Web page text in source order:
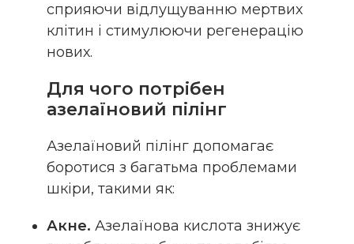
сприяючи відлущуванню мертвих
клітин і стимулюючи регенерацію
нових.
Для чого потрібен
азелаїновий пілінг
Азелаїновий пілінг допомагає
боротися з багатьма проблемами
шкіри, такими як:
Акне. Азелаїнова кислота знижує